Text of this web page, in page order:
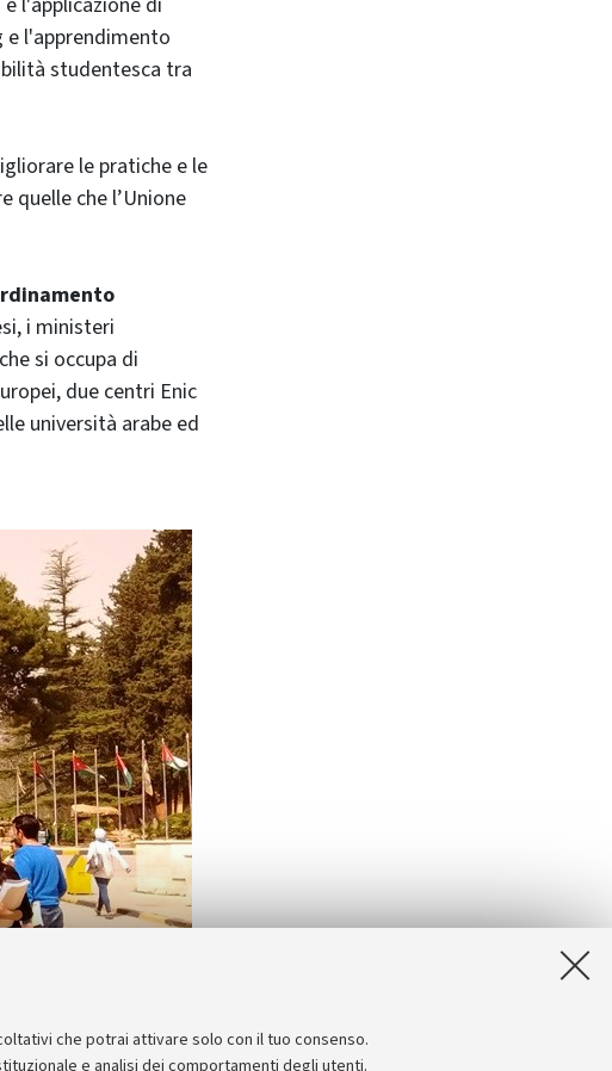
che potrai attivare solo con il tuo consenso.
e analisi dei comportamenti degli utenti.
e l'apprendimento
studentesca tra
le pratiche e le
quelle che l’Unione
i ministeri
si occupa di
due centri Enic
università arabe ed